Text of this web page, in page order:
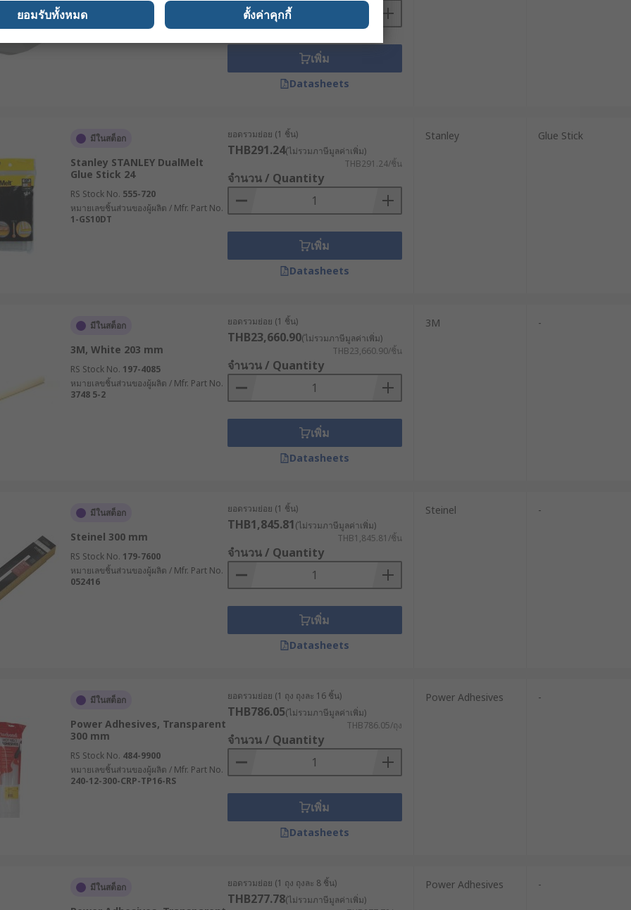
886-372
หมายเลขชิ้นส่วนของผู้ผลิต / Mfr. Part No.
PA5028
เพิ่ม
Datasheets
มีในสต็อก
Stanley STANLEY DualMelt
Glue Stick 24
RS Stock No. 555-720
หมายเลขชิ้นส่วนของผู้ผลิต / Mfr. Part No.
1-GS10DT
ยอดรวมย่อย (1 ชิ้น)
THB291.24(ไม่รวมภาษีมูลค่าเพิ่ม)
THB291.24/ชิ้น
จำนวน / Quantity
เพิ่ม
Datasheets
Stanley Glue Stick
มีในสต็อก
3M, White 203 mm
RS Stock No. 197-4085
หมายเลขชิ้นส่วนของผู้ผลิต / Mfr. Part No.
3748 5-2
ยอดรวมย่อย (1 ชิ้น)
THB23,660.90(ไม่รวมภาษีมูลค่าเพิ่ม)
THB23,660.90/ชิ้น
จำนวน / Quantity
เพิ่ม
Datasheets
3M -
มีในสต็อก
Steinel 300 mm
RS Stock No. 179-7600
หมายเลขชิ้นส่วนของผู้ผลิต / Mfr. Part No.
052416
ยอดรวมย่อย (1 ชิ้น)
THB1,845.81(ไม่รวมภาษีมูลค่าเพิ่ม)
THB1,845.81/ชิ้น
จำนวน / Quantity
เพิ่ม
Datasheets
Steinel -
มีในสต็อก
Power Adhesives, Transparent
300 mm
RS Stock No. 484-9900
หมายเลขชิ้นส่วนของผู้ผลิต / Mfr. Part No.
240-12-300-CRP-TP16-RS
ยอดรวมย่อย (1 ถุง ถุงละ 16 ชิ้น)
THB786.05(ไม่รวมภาษีมูลค่าเพิ่ม)
THB786.05/ถุง
จำนวน / Quantity
เพิ่ม
Datasheets
Power Adhesives -
มีในสต็อก ยอดรวมย่อย (1 ถุง ถุงละ 8 ชิ้น)
THB277.78(ไม่รวมภาษีมูลค่าเพิ่ม)
Power Adhesives -
ยอมรับทั้งหมด ตั้งค่าคุกกี้